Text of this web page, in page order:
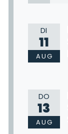
DI
11
AUG
DO
13
AUG